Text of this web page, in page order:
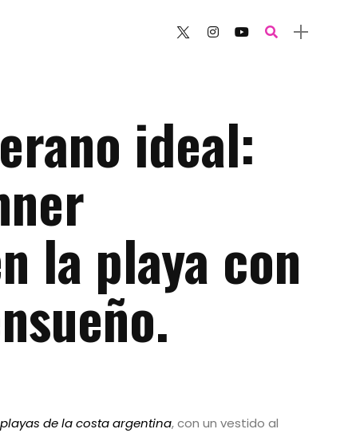
ideal:
la playa con
de la costa argentina, con un vestido al